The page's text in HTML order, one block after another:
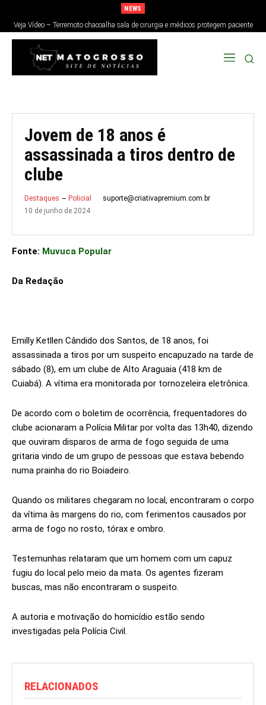
NEWS
Veja Vídeo – Terremoto chacoalha sala de cirurgia e médicos protegem paciente
no Japão; veja
Jovem de 18 anos é
assassinada a tiros dentro de
clube
Destaques Policial
suporte@criativapremium.com.br
10 de junho de 2024
Fonte: Muvuca Popular
Da Redação
Emilly Ketllen Cândido dos Santos, de 18 anos, foi
assassinada a tiros por um suspeito encapuzado na tarde de
sábado (8), em um clube de Alto Araguaia (418 km de
Cuiabá). A vítima era monitorada por tornozeleira eletrônica.
De acordo com o boletim de ocorrência, frequentadores do
clube acionaram a Polícia Militar por volta das 13h40, dizendo
que ouviram disparos de arma de fogo seguida de uma
gritaria vindo de um grupo de pessoas que estava bebendo
numa prainha do rio Boiadeiro.
Quando os militares chegaram no local, encontraram o corpo
da vítima às margens do rio, com ferimentos causados por
arma de fogo no rosto, tórax e ombro.
Testemunhas relataram que um homem com um capuz
fugiu do local pelo meio da mata. Os agentes fizeram
buscas, mas não encontraram o suspeito.
A autoria e motivação do homicídio estão sendo
investigadas pela Polícia Civil.
RELACIONADOS